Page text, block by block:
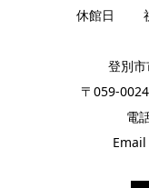
休館日 祝
登別
〒059-
電